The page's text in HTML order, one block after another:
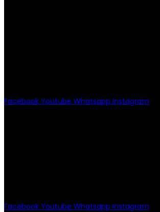
Facebook Youtube Whatsapp Instagram
Facebook Youtube Whatsapp Instagram